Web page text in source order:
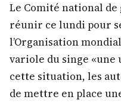
Le Comité national de
réunir ce lundi pour
l’Organisation
variole du singe «une
cette situation, les
de mettre en place